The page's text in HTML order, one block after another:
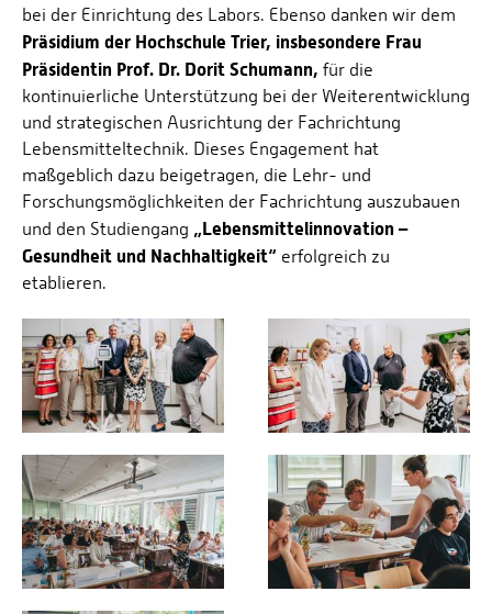
bei der Einrichtung des Labors. Ebenso danken wir dem
Präsidium der Hochschule Trier, insbesondere Frau
Präsidentin Prof. Dr. Dorit Schumann, für die
kontinuierliche Unterstützung bei der Weiterentwicklung
und strategischen Ausrichtung der Fachrichtung
Lebensmitteltechnik. Dieses Engagement hat
maßgeblich dazu beigetragen, die Lehr- und
Forschungsmöglichkeiten der Fachrichtung auszubauen
und den Studiengang „Lebensmittelinnovation –
Gesundheit und Nachhaltigkeit“ erfolgreich zu
etablieren.